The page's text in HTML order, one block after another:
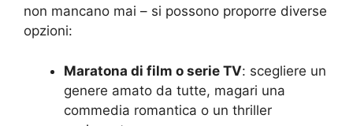
non mancano mai – si possono proporre diverse
opzioni:
Maratona di film o serie TV: scegliere un
genere amato da tutte, magari una
commedia romantica o un thriller